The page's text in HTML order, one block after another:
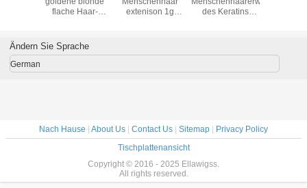
für ein
flache Haar-
mit vollem Ende
extenison 1g
des Keratins
Ende
Ändern Sie Sprache
German
Nach Hause About Us Contact Us Sitemap
Privacy Policy
Tischplattenansicht
Copyright © 2016 - 2025 Ellawigss.
All rights reserved.